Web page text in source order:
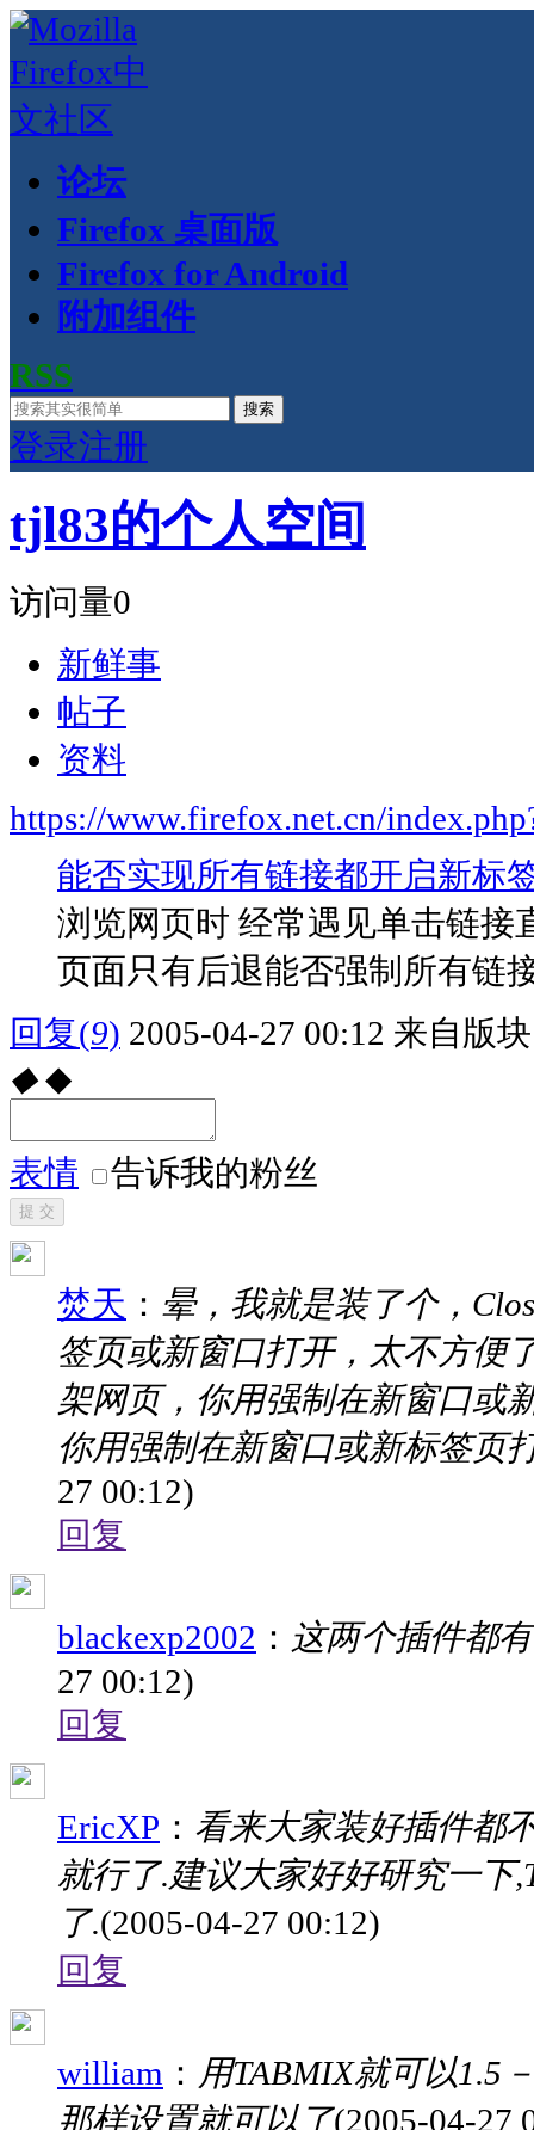
论坛
Firefox 桌面版
Firefox for Android
附加组件
RSS
搜索
登录注册
tjl83的个人空间
访问量0
新鲜事
帖子
资料
https://www.firefox.net.cn/
能否实现所有链接都开启新标
浏览网页时 经常遇见单击链接
页面只有后退能否强制所有链
回复(9) 2005-04-27 00:12 来自版
◆ ◆
表情 告诉我的粉丝
提 交
焚天 ： 晕，我就是装了个，
签页或新窗口打开，太不方便
架网页，你用强制在新窗口或
你用强制在新窗口或新标签页
27 00:12)
回复
blackexp2002 ： 这两个插件都
27 00:12)
回复
EricXP ： 看来大家装好插件都
就行了.建议大家好好研究一下
了.(2005-04-27 00:12)
回复
william ： 用TABMIX就可以1.5
那样设置就可以了(2005-04-27